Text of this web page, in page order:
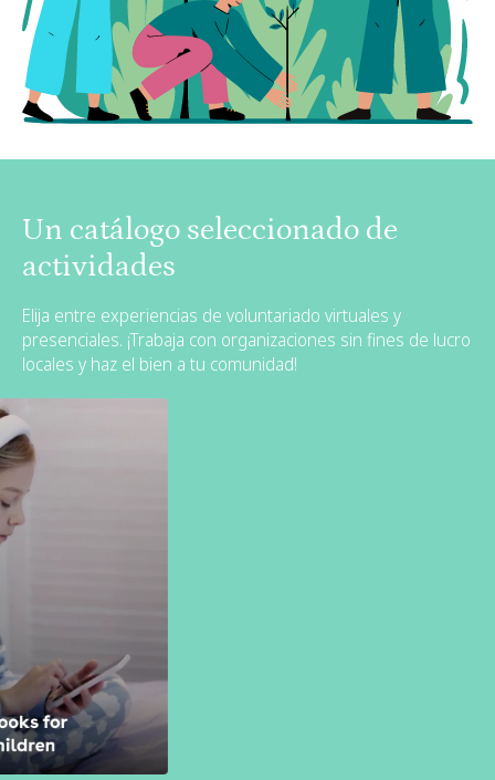
Un catálogo seleccionado de
actividades
Elija entre experiencias de voluntariado virtuales y
presenciales. ¡Trabaja con organizaciones sin fines de lucro
locales y haz el bien a tu comunidad!